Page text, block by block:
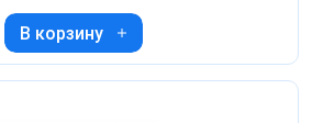
В корзину